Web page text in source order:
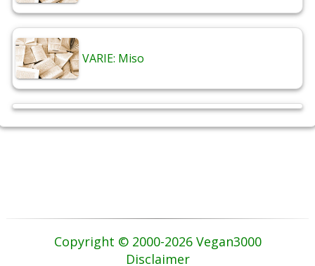
VARIE: Miso
Copyright © 2000-2026 Vegan3000
Disclaimer